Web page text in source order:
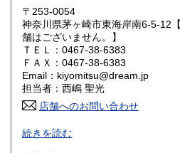
岡山県
山口県
香川県 185円
高知県 185円
佐賀県
〒253-0054
神奈川県茅ヶ崎市東海岸南6-5-12
舗はございません。】
ＴＥＬ：0467-38-6383
ＦＡＸ：0467-38-6383
Email：kiyomitsu@dream.jp
担当者：西嶋 聖光
店舗へのお問い合わせ
良書・古書とサブカルチャーの陰
文芸・芸能・美術・工芸・趣味書
続きを読む